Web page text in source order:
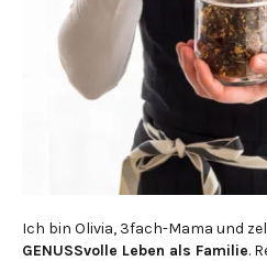
Ich bin Olivia, 3fach-Mama und
GENUSSvolle Leben als Familie.